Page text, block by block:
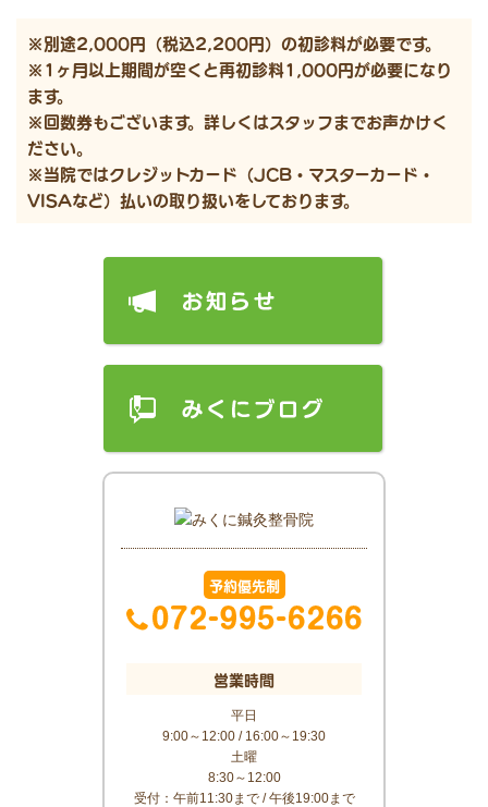
※別途2,000円（税込2,200円）の初診料が必要です。
※1ヶ月以上期間が空くと再初診料1,000円が必要になり
ます。
※回数券もございます。詳しくはスタッフまでお声かけく
ださい。
※当院ではクレジットカード（JCB・マスターカード・
VISAなど）払いの取り扱いをしております。
予約優先制
営業時間
平日
9:00～12:00 / 16:00～19:30
土曜
8:30～12:00
受付：午前11:30まで / 午後19:00まで